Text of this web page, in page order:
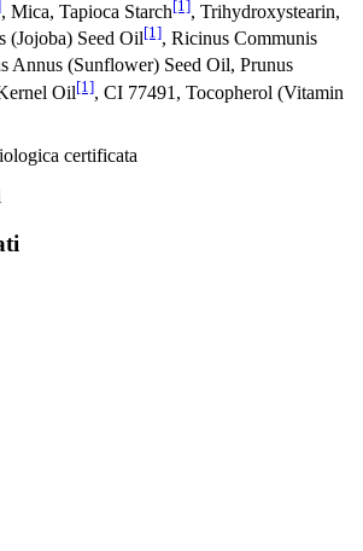
, Mica, Tapioca Starch[1], Trihydroxystearin,
(Jojoba) Seed Oil[1], Ricinus Communis
Annus (Sunflower) Seed Oil, Prunus
Oil[1], CI 77491, Tocopherol (Vitamin
certificata